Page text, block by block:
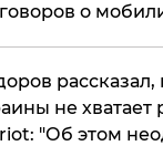
о
рассказал,
не хватает
"Об этом